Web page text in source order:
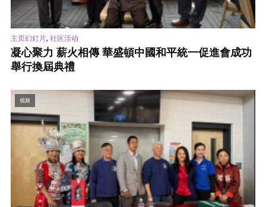
主页幻灯片, 社区活动
凝心聚力 薪火相傳 華盛頓中國和平統一促進會成功
舉行換屆典禮
视频